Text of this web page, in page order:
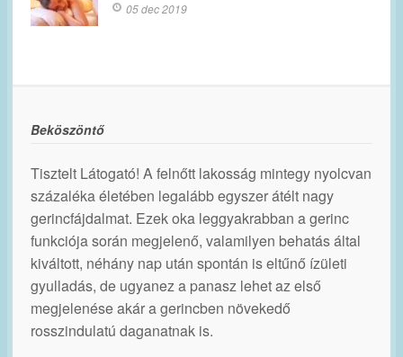
05 dec 2019
Beköszöntő
Tisztelt Látogató! A felnőtt lakosság mintegy nyolcvan
százaléka életében legalább egyszer átélt nagy
gerincfájdalmat. Ezek oka leggyakrabban a gerinc
funkciója során megjelenő, valamilyen behatás által
kiváltott, néhány nap után spontán is eltűnő ízületi
gyulladás, de ugyanez a panasz lehet az első
megjelenése akár a gerincben növekedő
rosszindulatú daganatnak is.